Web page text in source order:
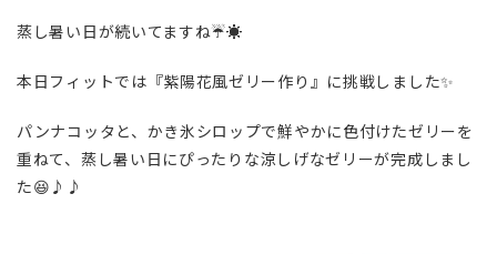
蒸し暑い日が続いてますね☔☀️
本日フィットでは『紫陽花風ゼリー作り』に挑戦しました✨
パンナコッタと、かき氷シロップで鮮やかに色付けたゼリーを
重ねて、蒸し暑い日にぴったりな涼しげなゼリーが完成しまし
た😆♪♪